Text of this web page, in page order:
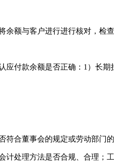
余额与客户进行进行核对，检
应付款余额是否正确：1）长
符合董事会的规定或劳动部门
计处理方法是否合规、合理；